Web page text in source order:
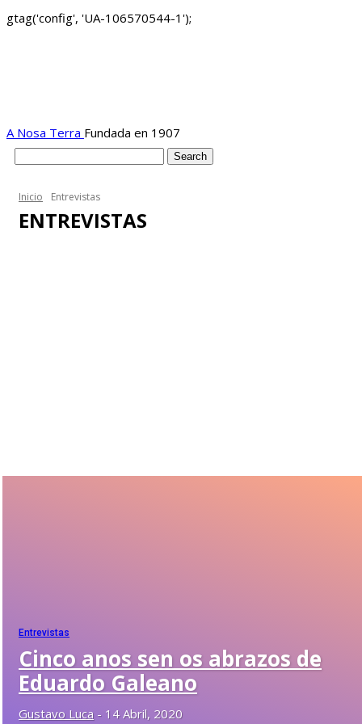
gtag('config', 'UA-106570544-1');
A Nosa Terra Fundada en 1907
Inicio Entrevistas
ENTREVISTAS
Entrevistas
Cinco anos sen os abrazos de
Eduardo Galeano
Gustavo Luca - 14 Abril, 2020